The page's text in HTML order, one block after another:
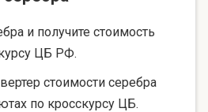
и получите стоимость
ЦБ РФ.
стоимости серебра
по кросскурсу ЦБ.